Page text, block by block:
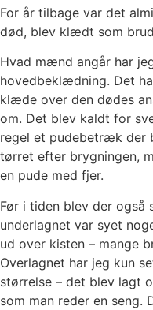
For år tilbage var det
død, blev klædt som
Hvad mænd angår har
hovedbeklædning. Det
klæde over den dødes
om. Det blev kaldt for
regel et pudebetræk der
tørret efter brygningen,
en pude med fjer.
Før i tiden blev der også
underlagnet var syet
ud over kisten – mange
Overlagnet har jeg kun
størrelse – det blev lagt
som man reder en seng.